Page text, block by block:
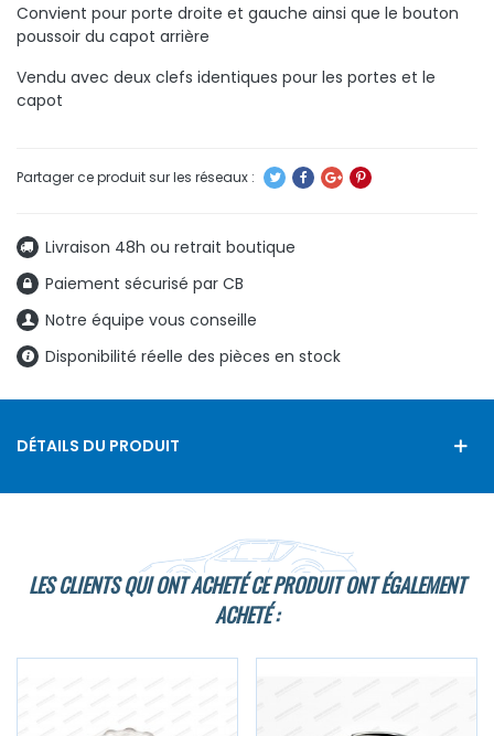
Convient pour porte droite et gauche ainsi que le bouton
poussoir du capot arrière
Vendu avec deux clefs identiques pour les portes et le
capot
Livraison 48h ou retrait boutique
Paiement sécurisé par CB
Notre équipe vous conseille
Disponibilité réelle des pièces en stock
DÉTAILS DU PRODUIT
LES CLIENTS QUI ONT ACHETÉ CE PRODUIT ONT ÉGALEMENT
ACHETÉ :